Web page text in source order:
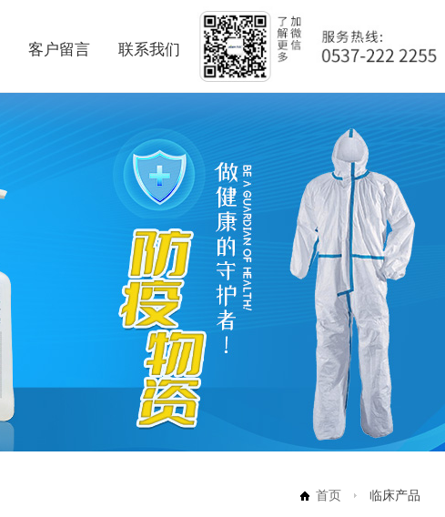
客户留言 联系我们
首页 临床产品